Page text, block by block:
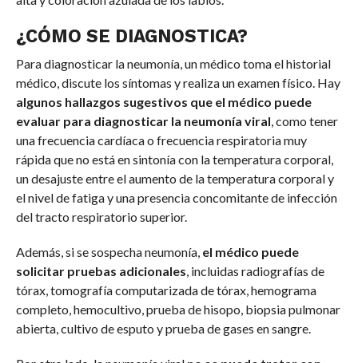
¿CÓMO SE DIAGNOSTICA?
Para diagnosticar la neumonía, un médico toma el historial
médico, discute los síntomas y realiza un examen físico. Hay
algunos hallazgos sugestivos que el médico puede
evaluar para diagnosticar la neumonía viral , como tener
una frecuencia cardíaca o frecuencia respiratoria muy
rápida que no está en sintonía con la temperatura corporal,
un desajuste entre el aumento de la temperatura corporal y
el nivel de fatiga y una presencia concomitante de infección
del tracto respiratorio superior.
Además, si se sospecha neumonía, el médico puede
solicitar pruebas adicionales , incluidas radiografías de
tórax, tomografía computarizada de tórax, hemograma
completo, hemocultivo, prueba de hisopo, biopsia pulmonar
abierta, cultivo de esputo y prueba de gases en sangre.